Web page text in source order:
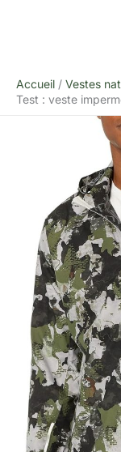
Accueil
Vestes
Test : veste